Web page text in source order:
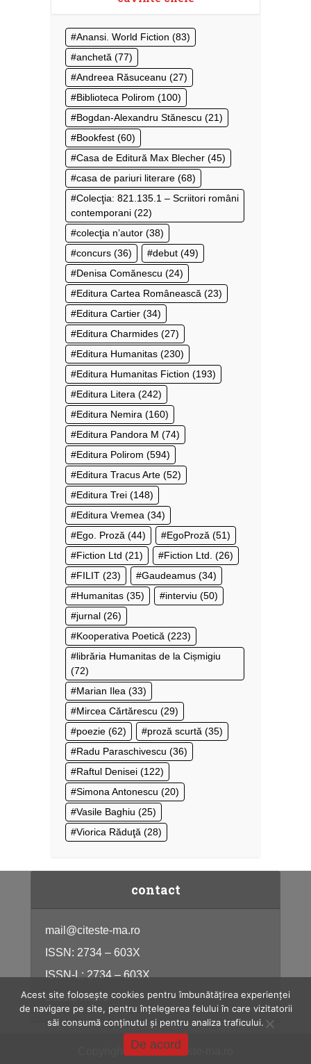
Anansi. World Fiction (83)
anchetă (77)
Andreea Răsuceanu (27)
Biblioteca Polirom (100)
Bogdan-Alexandru Stănescu (21)
Bookfest (60)
Casa de Editură Max Blecher (45)
casa de pariuri literare (68)
Colecţia: 821.135.1 – Scriitori români
contemporani (22)
colecţia n’autor (38)
concurs (36) debut (49)
Denisa Comănescu (24)
Editura Cartea Românească (23)
Editura Cartier (34)
Editura Charmides (27)
Editura Humanitas (230)
Editura Humanitas Fiction (193)
Editura Litera (242)
Editura Nemira (160)
Editura Pandora M (74)
Editura Polirom (594)
Editura Tracus Arte (52)
Editura Trei (148)
Editura Vremea (34)
Ego. Proză (44) EgoProză (51)
Fiction Ltd (21) Fiction Ltd. (26)
FILIT (23) Gaudeamus (34)
Humanitas (35) interviu (50)
jurnal (26)
Kooperativa Poetică (223)
librăria Humanitas de la Cișmigiu
(72)
Marian Ilea (33)
Mircea Cărtărescu (29)
poezie (62) proză scurtă (35)
Radu Paraschivescu (36)
Raftul Denisei (122)
Simona Antonescu (20)
Vasile Baghiu (25)
Viorica Răduţă (28)
contact
mail@citeste-ma.ro
ISSN: 2734 – 603X
ISSN-L: 2734 – 603X
citeste-ma.ro
Copyright © 2026, citeste-ma.ro
Acest site folosește cookies pentru îmbunătățirea experienței
de navigare pe site, pentru înțelegerea felului în care vizitatorii
săi consumă conținutul și pentru analiza traficului.
De acord